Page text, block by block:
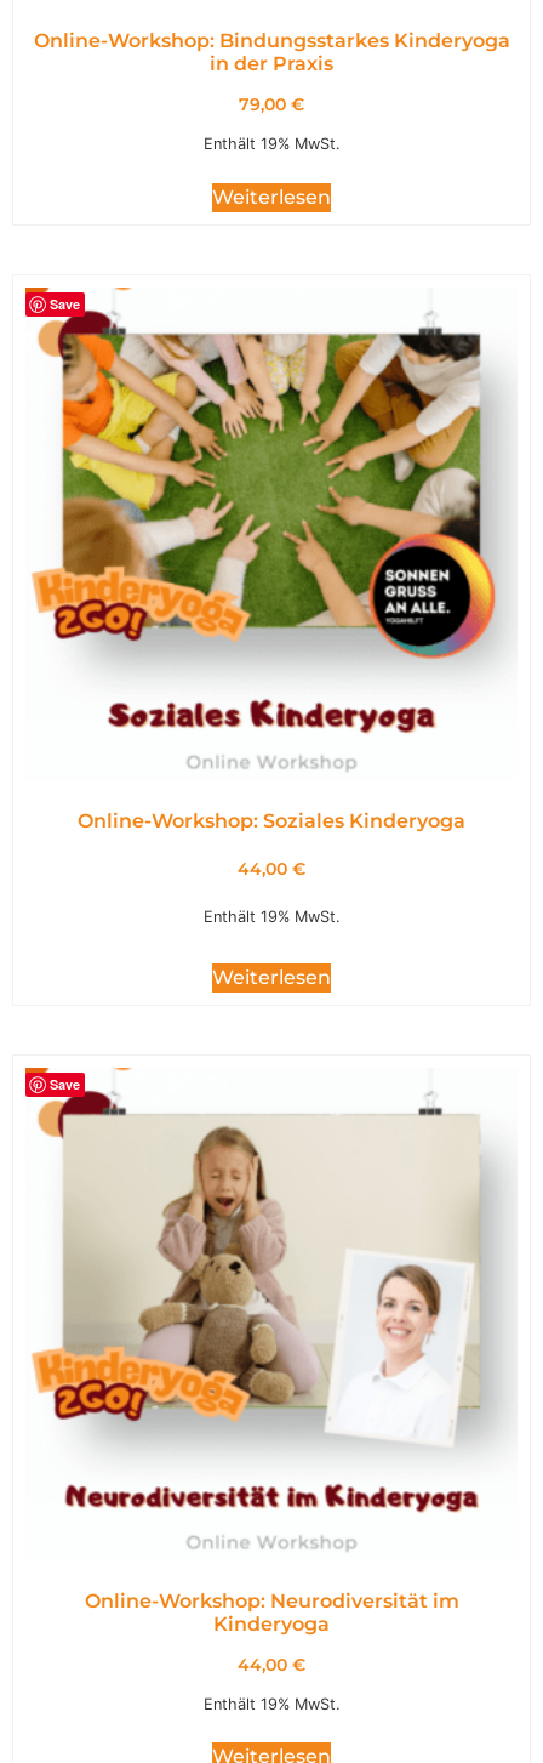
Online-Workshop: Bindungsstarkes Kinderyoga
in der Praxis
79,00 €
Enthält 19% MwSt.
Weiterlesen
Save
Online-Workshop: Soziales Kinderyoga
44,00 €
Enthält 19% MwSt.
Weiterlesen
Save
Online-Workshop: Neurodiversität im
Kinderyoga
44,00 €
Enthält 19% MwSt.
Weiterlesen